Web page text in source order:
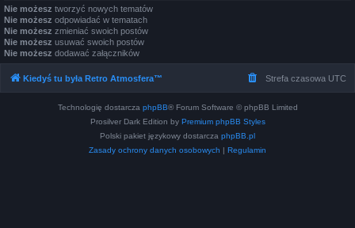
Nie możesz tworzyć nowych tematów
Nie możesz odpowiadać w tematach
Nie możesz zmieniać swoich postów
Nie możesz usuwać swoich postów
Nie możesz dodawać załączników
Kiedyś tu była Retro Atmosfera™ Strefa czasowa UTC
Technologię dostarcza phpBB® Forum Software © phpBB Limited
Prosilver Dark Edition by Premium phpBB Styles
Polski pakiet językowy dostarcza phpBB.pl
Zasady ochrony danych osobowych | Regulamin